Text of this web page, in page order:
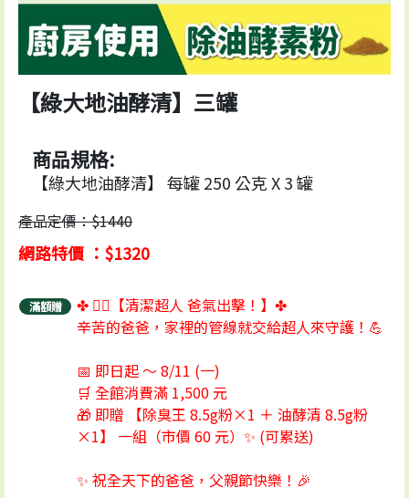
【綠大地油酵清】三罐
商品規格:
【綠大地油酵清】 每罐 250 公克 X 3 罐
產品定價：$1440
網路特價 ：$1320
滿額贈
✤ 🦸‍♂️【清潔超人 爸氣出擊！】✤
辛苦的爸爸，家裡的管線就交給超人來守護！💪
📅 即日起 ～ 8/11 (一)
🛒 全館消費滿 1,500 元
🎁 即贈 【除臭王 8.5g粉×1 ＋ 油酵清 8.5g粉
×1】 一組（市價 60 元）✨ (可累送)
✨ 祝全天下的爸爸，父親節快樂！🎉